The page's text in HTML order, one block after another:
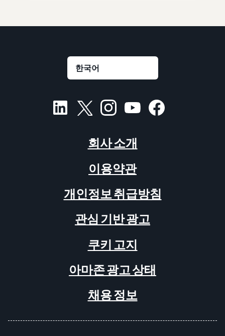
회사 소개
이용약관
개인정보 취급방침
관심 기반 광고
쿠키 고지
아마존 광고 상태
채용 정보